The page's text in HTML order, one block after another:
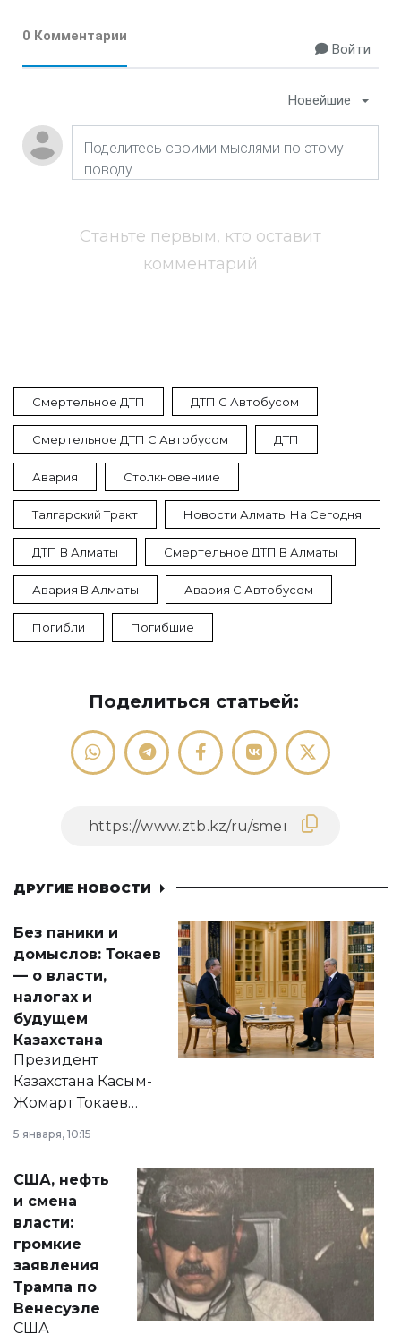
0 Комментарии
Войти
Новейшие
Станьте первым, кто оставит
комментарий
Смертельное ДТП ДТП С Автобусом
Смертельное ДТП С Автобусом ДТП
Авария Столкновениие
Талгарский Тракт Новости Алматы На Сегодня
ДТП В Алматы Смертельное ДТП В Алматы
Авария В Алматы Авария С Автобусом
Погибли Погибшие
Поделиться статьей:
ДРУГИЕ НОВОСТИ
Без паники и
домыслов: Токаев
— о власти,
налогах и
будущем
Казахстана
Президент
Казахстана Касым-
Жомарт Токаев
сразу несколько
актуальных тем —
от слухов о
политических
реформах до
вопросов армии,
экономики и
личного здоровья.
5 января, 10:15
США, нефть
и смена
власти:
громкие
заявления
Трампа по
Венесуэле
США